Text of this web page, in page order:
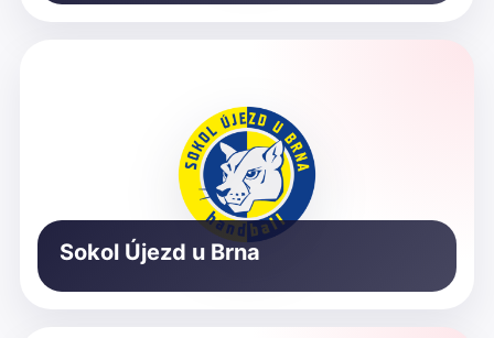
Sokol Újezd u Brna